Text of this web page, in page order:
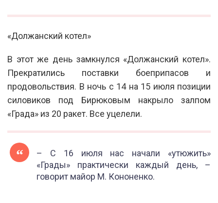
«Должанский котел»
В этот же день замкнулся «Должанский котел».
Прекратились поставки боеприпасов и
продовольствия. В ночь с 14 на 15 июля позиции
силовиков под Бирюковым накрыло залпом
«Града» из 20 ракет. Все уцелели.
– С 16 июля нас начали «утюжить»
«Грады» практически каждый день, –
говорит майор М. Кононенко.